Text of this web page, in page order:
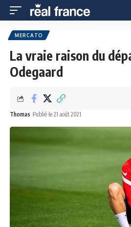
MERCATO
La vraie raison du
Odegaard
Thomas Publié le 21 août 2021